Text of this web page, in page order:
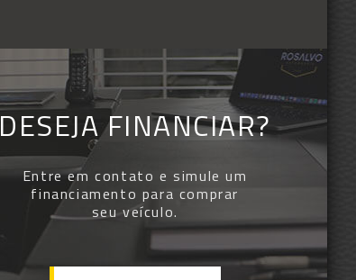
DESEJA FINANCIAR?
Entre em contato e simule um
financiamento para comprar
seu veículo.